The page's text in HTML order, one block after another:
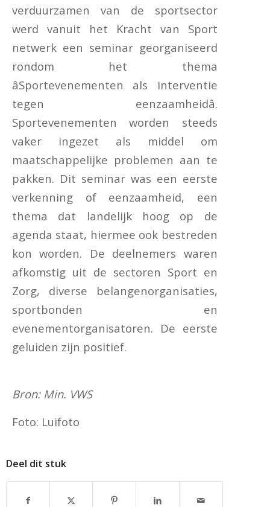
verduurzamen van de sportsector
werd vanuit het Kracht van Sport
netwerk een seminar georganiseerd
rondom het thema
âSportevenementen als interventie
tegen eenzaamheidâ.
Sportevenementen worden steeds
vaker ingezet als middel om
maatschappelijke problemen aan te
pakken. Dit seminar was een eerste
verkenning of eenzaamheid, een
thema dat landelijk hoog op de
agenda staat, hiermee ook bestreden
kon worden. De deelnemers waren
afkomstig uit de sectoren Sport en
Zorg, diverse belangenorganisaties,
sportbonden en
evenementorganisatoren. De eerste
geluiden zijn positief.
Bron: Min. VWS
Foto: Luifoto
Deel dit stuk